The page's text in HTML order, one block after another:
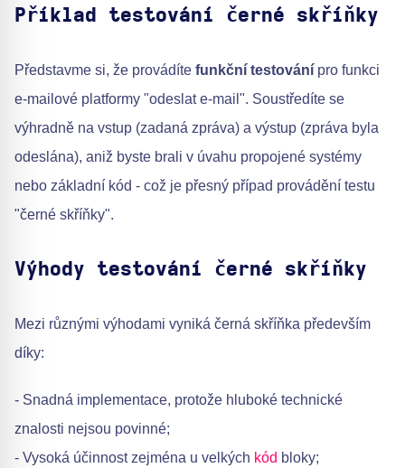
Příklad testování černé skříňky
Představme si, že provádíte funkční testování pro funkci
e-mailové platformy "odeslat e-mail". Soustředíte se
výhradně na vstup (zadaná zpráva) a výstup (zpráva byla
odeslána), aniž byste brali v úvahu propojené systémy
nebo základní kód - což je přesný případ provádění testu
"černé skříňky".
Výhody testování černé skříňky
Mezi různými výhodami vyniká černá skříňka především
díky:
- Snadná implementace, protože hluboké technické
znalosti nejsou povinné;
- Vysoká účinnost zejména u velkých kód bloky;